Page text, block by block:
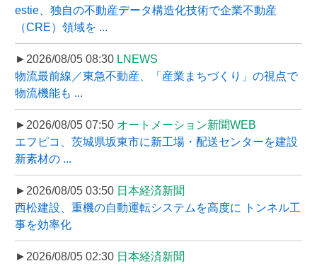
estie、独自の不動産データ構造化技術で企業不動産
（CRE）領域を ...
►2026/08/05 08:30 LNEWS
物流最前線／東急不動産、「産業まちづくり」の視点で
物流機能も ...
►2026/08/05 07:50 オートメーション新聞WEB
エフピコ、茨城県坂東市に新工場・配送センターを建設
新素材の ...
►2026/08/05 03:50 日本経済新聞
西松建設、重機の自動運転システムを高度に トンネル工
事を効率化
►2026/08/05 02:30 日本経済新聞